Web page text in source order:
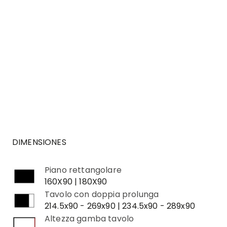
DIMENSIONES
Piano rettangolare
160X90 | 180X90
Tavolo con doppia prolunga
214.5x90 - 269x90 | 234.5x90 - 289x90
Altezza gamba tavolo